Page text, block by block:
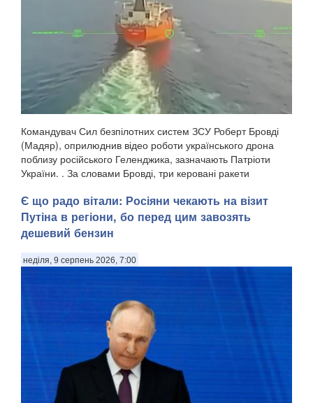
Командувач Сил безпілотних систем ЗСУ Роберт Бровді
(Мадяр), оприлюднив відео роботи українського дрона
поблизу російського Геленджика, зазначають Патріоти
України. . За словами Бровді, три керовані ракети
Є що радо вітали: Росіяни чекають на візит
Путіна в регіони, бо перед цим завозять
дешевий бензин
неділя, 9 серпень 2026, 7:00